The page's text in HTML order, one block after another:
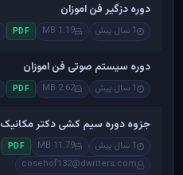
دوره دزگیر فن اموزان
1 سال پیش 1.19 MB
PDF
دوره سیستم صوتی فن اموزان
1 سال پیش 2.62 MB
PDF
جزوه دوره سیم کشی دکتر مکانیک
1 سال پیش 11.79 MB
PDF
cosehof132@dwriters.com